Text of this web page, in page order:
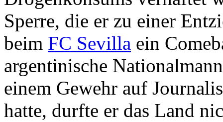
Sperre, die er zu einer
beim FC Sevilla ein
argentinische
einem Gewehr auf
hatte, durfte er das Land